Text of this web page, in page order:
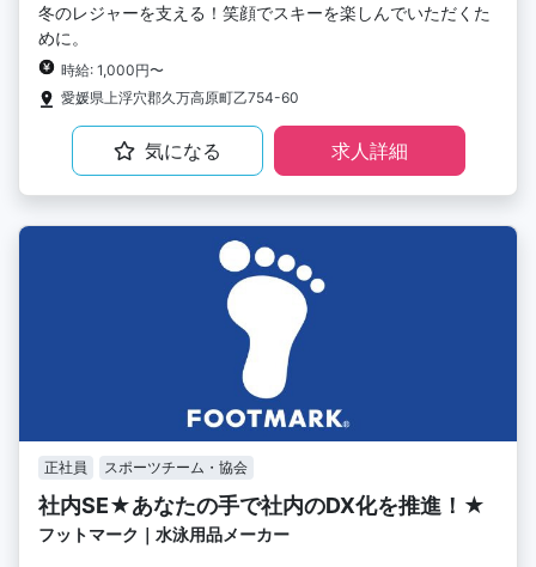
冬のレジャーを支える！笑顔でスキーを楽しんでいただくた
めに。
時給: 1,000円〜
愛媛県上浮穴郡久万高原町乙754-60
気になる 求人詳細
正社員 スポーツチーム・協会
社内SE★あなたの手で社内のDX化を推進！★
フットマーク｜水泳用品メーカー